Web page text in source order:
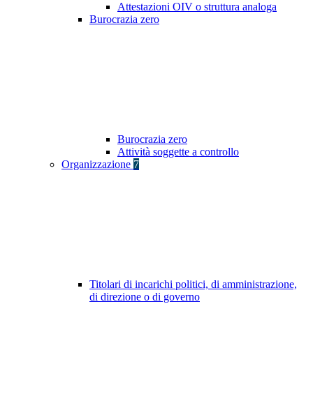
Attestazioni OIV o struttura analoga
Burocrazia zero
Burocrazia zero
Attività soggette a controllo
Organizzazione 7
Titolari di incarichi politici, di amministrazione,
di direzione o di governo